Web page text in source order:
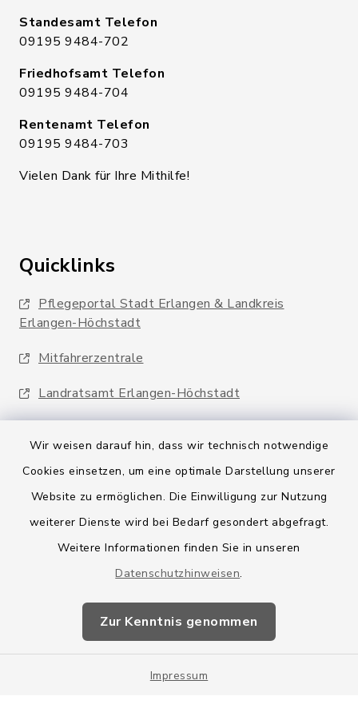
Wir weisen darauf hin, dass wir technisch notwendige
Cookies einsetzen, um eine optimale Darstellung unserer
Website zu ermöglichen. Die Einwilligung zur Nutzung
weiterer Dienste wird bei Bedarf gesondert abgefragt.
Weitere Informationen finden Sie in unseren
Datenschutzhinweisen.
Zur Kenntnis genommen
Impressum
Standesamt Telefon
09195 9484-702
Friedhofsamt Telefon
09195 9484-704
Rentenamt Telefon
09195 9484-703
Vielen Dank für Ihre Mithilfe!
Quicklinks
Pflegeportal Stadt Erlangen & Landkreis
Erlangen-Höchstadt
Mitfahrerzentrale
Landratsamt Erlangen-Höchstadt
Barrierefreiheit
Impressum
Sitemap